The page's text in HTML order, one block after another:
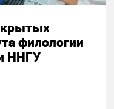
филологии
ННГУ